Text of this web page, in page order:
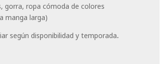
gorra, ropa cómoda de colores
manga larga)
según disponibilidad y temporada.